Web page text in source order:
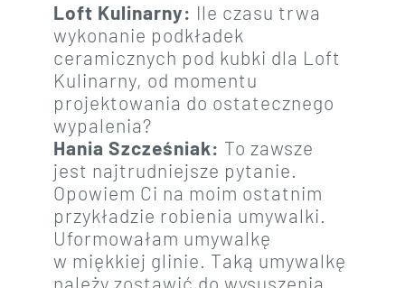
Loft Kulinarny: Ile czasu trwa
wykonanie podkładek
ceramicznych pod kubki dla Loft
Kulinarny, od momentu
projektowania do ostatecznego
wypalenia?
Hania Szcześniak: To zawsze
jest najtrudniejsze pytanie.
Opowiem Ci na moim ostatnim
przykładzie robienia umywalki.
Uformowałam umywalkę
w miękkiej glinie. Taką umywalkę
należy zostawić do wysuszenia